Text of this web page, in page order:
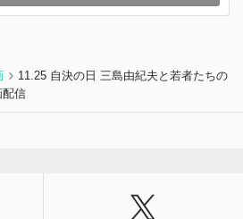
11.25 自決の日 三島由紀夫と若者たちの
配信